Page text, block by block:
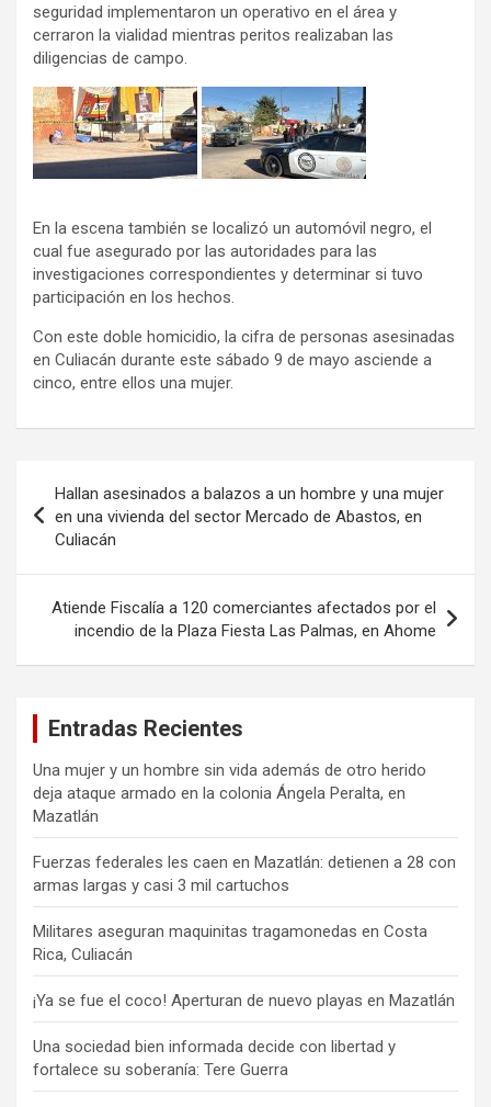
seguridad implementaron un operativo en el área y
cerraron la vialidad mientras peritos realizaban las
diligencias de campo.
En la escena también se localizó un automóvil negro, el
cual fue asegurado por las autoridades para las
investigaciones correspondientes y determinar si tuvo
participación en los hechos.
Con este doble homicidio, la cifra de personas asesinadas
en Culiacán durante este sábado 9 de mayo asciende a
cinco, entre ellos una mujer.
de
entradas
Hallan asesinados a balazos a un hombre y una mujer
en una vivienda del sector Mercado de Abastos, en
Culiacán
Atiende Fiscalía a 120 comerciantes afectados por el
incendio de la Plaza Fiesta Las Palmas, en Ahome
Entradas Recientes
Una mujer y un hombre sin vida además de otro herido
deja ataque armado en la colonia Ángela Peralta, en
Mazatlán
Fuerzas federales les caen en Mazatlán: detienen a 28 con
armas largas y casi 3 mil cartuchos
Militares aseguran maquinitas tragamonedas en Costa
Rica, Culiacán
¡Ya se fue el coco! Aperturan de nuevo playas en Mazatlán
Una sociedad bien informada decide con libertad y
fortalece su soberanía: Tere Guerra